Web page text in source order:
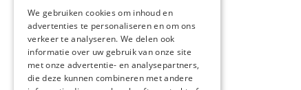
We gebruiken cookies om inhoud en
advertenties te personaliseren en om ons
verkeer te analyseren. We delen ook
informatie over uw gebruik van onze site
met onze advertentie- en analysepartners,
die deze kunnen combineren met andere